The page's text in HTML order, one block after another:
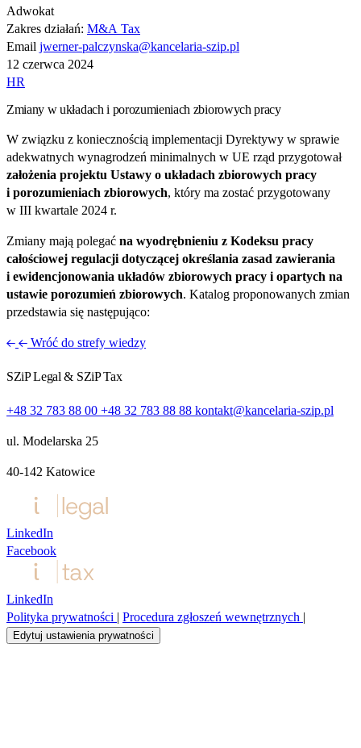
Adwokat
Zakres działań: M&A Tax
Email jwerner-palczynska@kancelaria-szip.pl
12 czerwca 2024
HR
Zmiany w układach i porozumieniach zbiorowych pracy
W związku z koniecznością implementacji Dyrektywy w sprawie
adekwatnych wynagrodzeń minimalnych w UE rząd przygotował
założenia projektu Ustawy o układach zbiorowych pracy
i porozumieniach zbiorowych, który ma zostać przygotowany
w III kwartale 2024 r.
Zmiany mają polegać na wyodrębnieniu z Kodeksu pracy
całościowej regulacji dotyczącej określania zasad zawierania
i ewidencjonowania układów zbiorowych pracy i opartych na
ustawie porozumień zbiorowych. Katalog proponowanych zmian
przedstawia się następująco:
Wróć do strefy wiedzy
SZiP Legal & SZiP Tax
+48 32 783 88 00 +48 32 783 88 88 kontakt@kancelaria-szip.pl
ul. Modelarska 25
40‑142 Katowice
LinkedIn
Facebook
LinkedIn
Polityka prywatności | Procedura zgłoszeń wewnętrznych |
Edytuj ustawienia prywatności